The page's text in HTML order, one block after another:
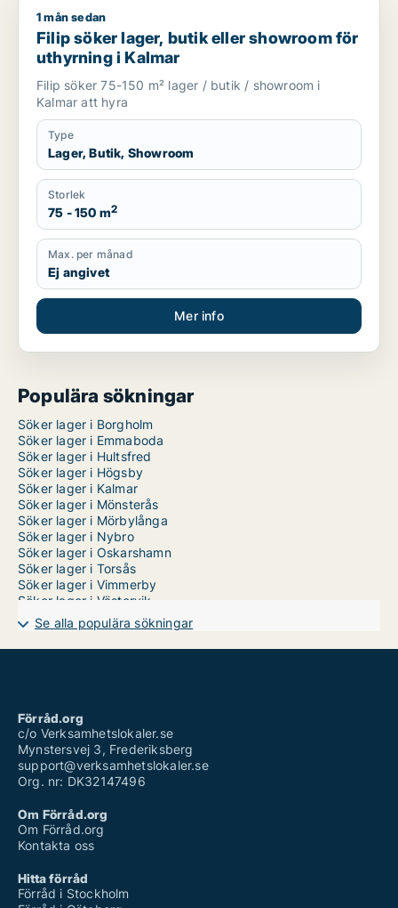
Filip söker lager, butik eller showroom för uthyrning i Kalmar
1 mån sedan
Filip söker lager, butik eller showroom för
uthyrning i Kalmar
Filip söker 75-150 m² lager / butik / showroom i
Kalmar att hyra
Type
Lager, Butik, Showroom
Storlek
75 - 150 m2
Max. per månad
Ej angivet
Mer info
Populära sökningar
Söker lager i Borgholm
Söker lager i Emmaboda
Söker lager i Hultsfred
Söker lager i Högsby
Söker lager i Kalmar
Söker lager i Mönsterås
Söker lager i Mörbylånga
Söker lager i Nybro
Söker lager i Oskarshamn
Söker lager i Torsås
Söker lager i Vimmerby
Söker lager i Västervik
Se alla populära sökningar
Förråd.org
c/o Verksamhetslokaler.se
Mynstersvej 3, Frederiksberg
support@verksamhetslokaler.se
Org. nr: DK32147496
Om Förråd.org
Om Förråd.org
Kontakta oss
Hitta förråd
Förråd i Stockholm